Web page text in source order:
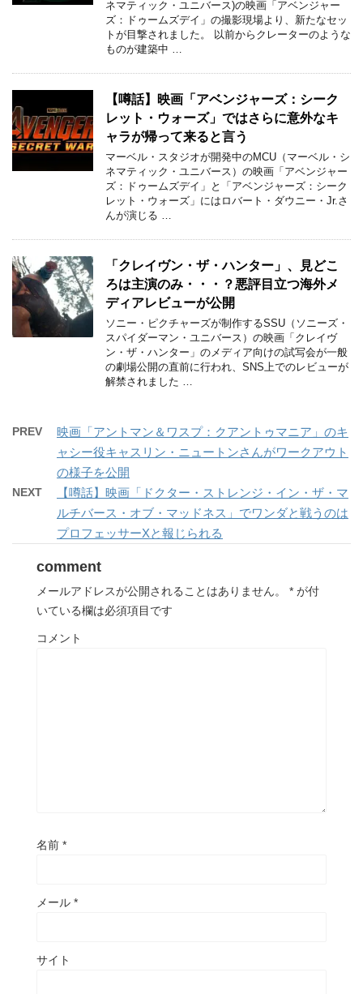
ネマティック・ユニバース)の映画「アベンジャー
ズ：ドゥームズデイ」の撮影現場より、新たなセッ
トが目撃されました。 以前からクレーターのような
ものが建築中 …
【噂話】映画「アベンジャーズ：シーク
レット・ウォーズ」ではさらに意外なキ
ャラが帰って来ると言う
マーベル・スタジオが開発中のMCU（マーベル・シ
ネマティック・ユニバース）の映画「アベンジャー
ズ：ドゥームズデイ」と「アベンジャーズ：シーク
レット・ウォーズ」にはロバート・ダウニー・Jr.さ
んが演じる …
「クレイヴン・ザ・ハンター」、見どこ
ろは主演のみ・・・？悪評目立つ海外メ
ディアレビューが公開
ソニー・ピクチャーズが制作するSSU（ソニーズ・
スパイダーマン・ユニバース）の映画「クレイヴ
ン・ザ・ハンター」のメディア向けの試写会が一般
の劇場公開の直前に行われ、SNS上でのレビューが
解禁されました …
PREV
映画「アントマン＆ワスプ：クアントゥマニア」のキ
ャシー役キャスリン・ニュートンさんがワークアウト
の様子を公開
NEXT
【噂話】映画「ドクター・ストレンジ・イン・ザ・マ
ルチバース・オブ・マッドネス」でワンダと戦うのは
プロフェッサーXと報じられる
comment
メールアドレスが公開されることはありません。 * が付
いている欄は必須項目です
コメント
名前 *
メール *
サイト